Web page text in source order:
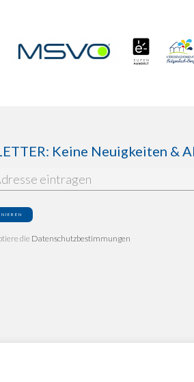
Keine Neuigkeiten &
die Datenschutzbestimmungen